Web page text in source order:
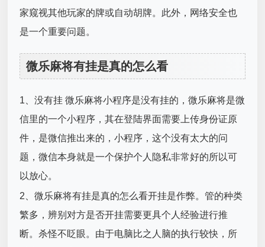
家窥视其他玩家的牌或自动胡牌。此外，网络安全也
是一个重要问题。
微乐麻将有挂是真的怎么看
1、没有挂 微乐麻将小程序是没有挂的，微乐麻将是微
信里的一个小程序，其在登陆界面需要上传身份证原
件，是微信推出来的，小程序，这个没有太大的问
题，微信本身就是一个保护个人隐私非常好的所以可
以放心。
2、微乐麻将有挂是真的怎么看开挂是作弊。管的种类
繁多，辨别对方是否开挂需要更具个人经验进行推
断。杀怪不眨眼。由于电脑比之人脑的执行较快，所